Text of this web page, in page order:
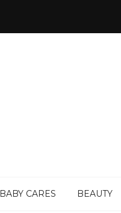
BABY CARES BEAUTY